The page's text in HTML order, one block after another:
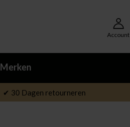
Account
Merken
✔ 30 Dagen retourneren